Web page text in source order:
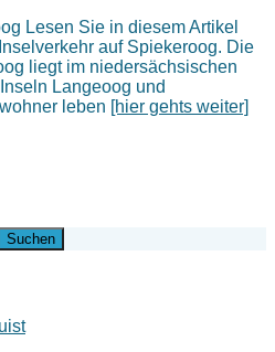
Lesen Sie in diesem Artikel
auf Spiekeroog. Die
liegt im niedersächsischen
Langeoog und
leben [hier gehts weiter]